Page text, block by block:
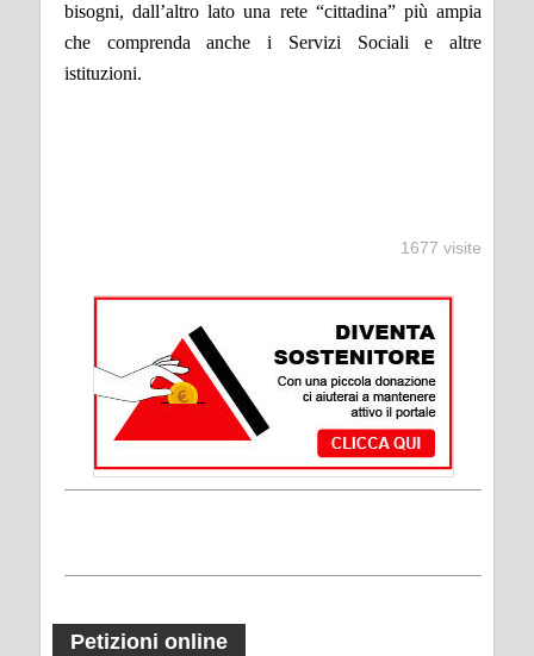
bisogni, dall’altro lato una rete “cittadina” più ampia
che comprenda anche i Servizi Sociali e altre
istituzioni.
1677 visite
Petizioni online